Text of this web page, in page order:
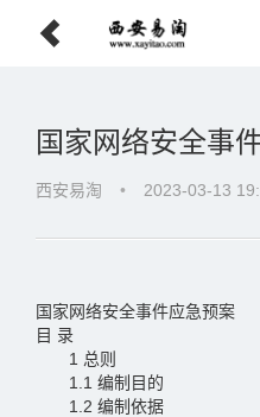
国家网络安全事
西安易淘 • 2023-03-13
国家网络安全事件应急预案
目 录
1 总则
1.1 编制目的
1.2 编制依据